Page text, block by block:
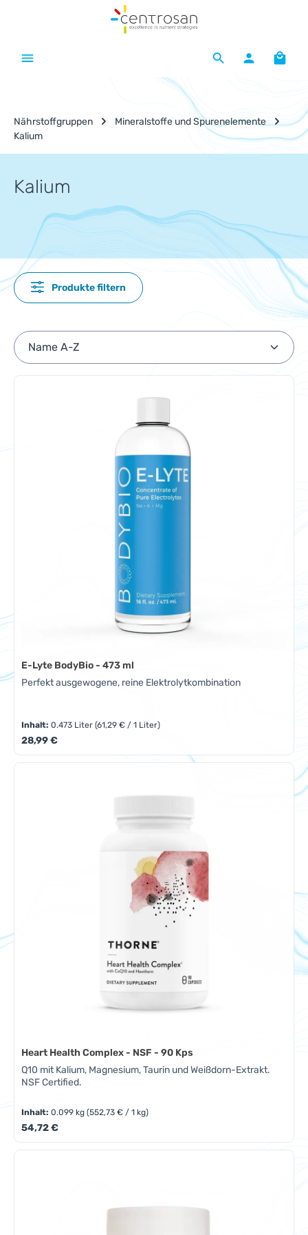
Zum Hauptinhalt springen
Nährstoffgruppen
Mineralstoffe und Spurenelemente
Kalium
Kalium
Produkte filtern
E-Lyte BodyBio - 473 ml
Perfekt ausgewogene, reine Elektrolytkombination
Inhalt:0.473 Liter(61,29 € / 1 Liter)
Regulärer Preis:
28,99 €
Heart Health Complex - NSF - 90 Kps
Q10 mit Kalium, Magnesium, Taurin und Weißdorn-Extrakt.
NSF Certified.
Inhalt:0.099 kg(552,73 € / 1 kg)
Regulärer Preis:
54,72 €